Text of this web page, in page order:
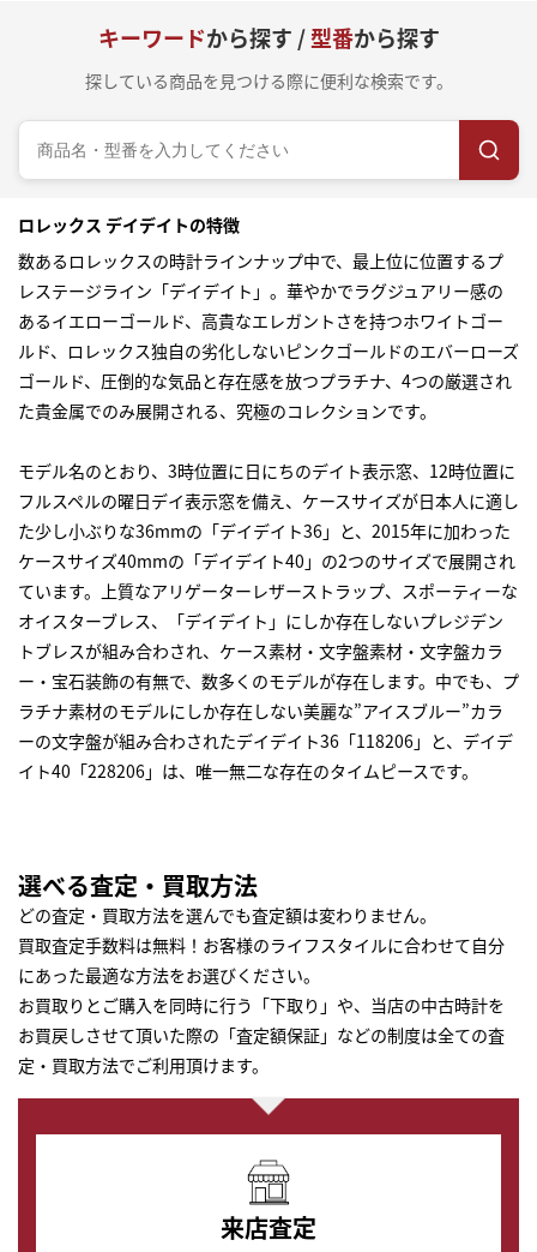
キーワードから探す /型番から探す
探している商品を見つける際に便利な検索です。
ロレックス デイデイトの特徴
数ある ロレックスの時計ラインナップ中で、最上位に位置するプ
レステージライン「デイデイト」。華やかでラグジュアリー感の
あるイエローゴールド、高貴なエレガントさを持つホワイトゴー
ルド、ロレックス独自の劣化しないピンクゴールドのエバーローズ
ゴールド、圧倒的な気品と存在感を放つプラチナ、4つの厳選され
た貴金属でのみ展開される、究極のコレクションです。
モデル名のとおり、3時位置に日にちのデイト表示窓、12時位置に
フルスペルの曜日デイ表示窓を備え、ケースサイズが日本人に適し
た少し小ぶりな36mmの「デイデイト36」と、2015年に加わった
ケースサイズ40mmの「デイデイト40」の2つのサイズで展開され
ています。上質なアリゲーターレザーストラップ、スポーティーな
オイスターブレス、「デイデイト」にしか存在しないプレジデン
トブレスが組み合わされ、ケース素材・文字盤素材・文字盤カラ
ー・宝石装飾の有無で、数多くのモデルが存在します。中でも、プ
ラチナ素材のモデルにしか存在しない美麗な”アイスブルー”カラ
ーの文字盤が組み合わされたデイデイト36「118206」と、デイデ
イト40「228206」は、唯一無二な存在のタイムピースです。
選べる査定・買取方法
どの査定・買取方法を選んでも査定額は変わりません。
買取査定手数料は無料！お客様のライフスタイルに合わせて自分
にあった最適な方法をお選びください。
お買取りとご購入を同時に行う「下取り」や、当店の中古時計を
お買戻しさせて頂いた際の「査定額保証」などの制度は全ての査
定・買取方法でご利用頂けます。
来店査定